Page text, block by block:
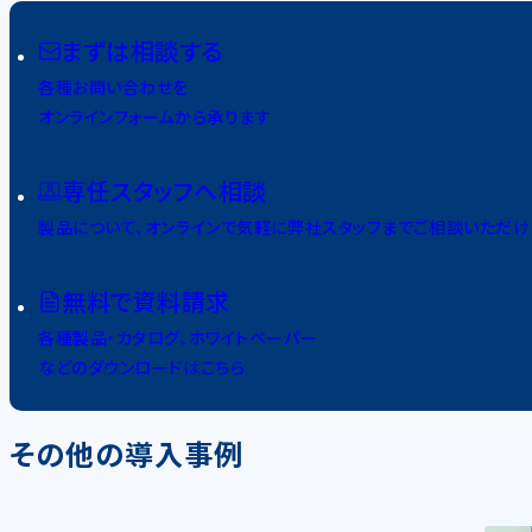
まずは相談する
各種お問い合わせを
オンラインフォームから承ります
専任スタッフへ相談
製品について、オンラインで気軽に弊社スタッフまでご相談いただ
無料で資料請求
各種製品・カタログ、ホワイトペーパー
などのダウンロードはこちら
その他の導入事例